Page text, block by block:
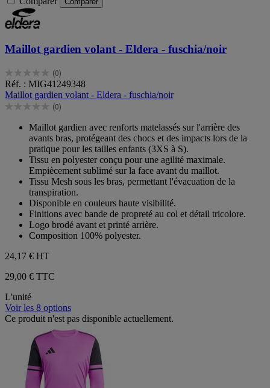
Maillot gardien volant - Eldera - fuschia/noir
(0)
0.0
sur
5
étoiles.
Réf. : MIG41249348
Maillot gardien volant - Eldera - fuschia/noir
(0)
0.0
étoiles.
Maillot gardien avec renforts matelassés sur l'arrière des
avants bras, protégeant des chocs et des impacts lors de la
pratique pour les tailles enfants (3XS à S).
Tissu en polyester conçu pour une agilité maximale.
Empiècement sublimé sur la face avant du maillot.
Tissu Mesh sous les bras, permettant l'évacuation de la
transpiration.
Disponible en couleurs haute visibilité.
Finitions avec bande de propreté au col et détail tricolore.
Logo brodé avant et printé arrière.
Composition 100% polyester.
24,17 € HT
29,00 € TTC
L'unité
Voir les 8 options
Ce produit n'est pas disponible actuellement.